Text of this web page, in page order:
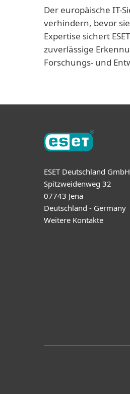
Der europäische IT-
verhindern, bevor
Expertise sichert
zuverlässige
Forschungs- und
ESET Deutschland GmbH
Spitzweidenweg 32
07743 Jena
Deutschland - Germany
Weitere Kontakte